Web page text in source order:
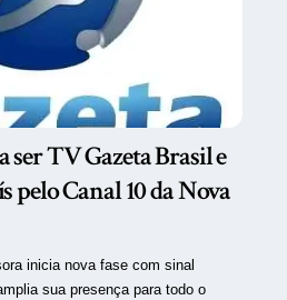
ser TV Gazeta Brasil e
pelo Canal 10 da Nova
inicia nova fase com sinal
sua presença para todo o